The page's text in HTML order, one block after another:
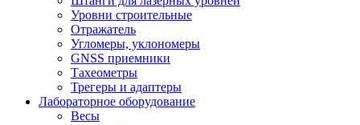
Уровни строительные
Отражатель
Угломеры, уклономеры
GNSS приемники
Тахеометры
Трегеры и адаптеры
Лабораторное оборудование
Весы